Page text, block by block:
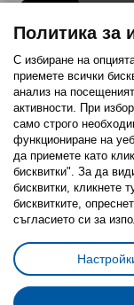
Последвайте
FacebookTwitter
Политика
Избор на
Условия за
Политика
Общи
Политика за
С избиране на
приемете всички
анализ на
активности. При
само строго
функциониране на
да приемете като
бисквитки". За да
бисквитки, кликнете
бисквитките,
съгласието си за